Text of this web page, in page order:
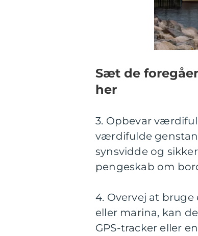
Sæt de
her
3. Opbevar
værdifulde
synsvidde og
pengeskab om
4. Overvej at
eller marina, kan
GPS-tracker eller